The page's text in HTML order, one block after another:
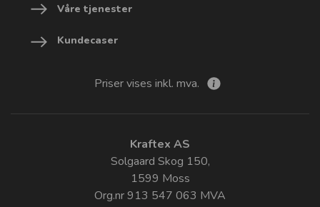
Våre tjenester
Kundecaser
Priser vises inkl. mva.
Kraftex AS
Solgaard Skog 150,
1599 Moss
Org.nr 913 547 063 MVA